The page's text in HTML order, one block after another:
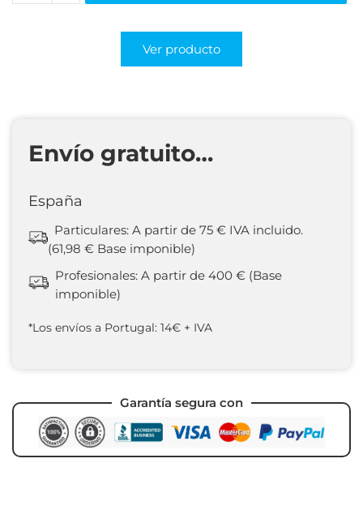
Ver producto
Envío gratuito…
España
Particulares: A partir de 75 € IVA incluido.
(61,98 € Base imponible)
Profesionales: A partir de 400 € (Base
imponible)
*Los envíos a Portugal: 14€ + IVA
Garantía segura con